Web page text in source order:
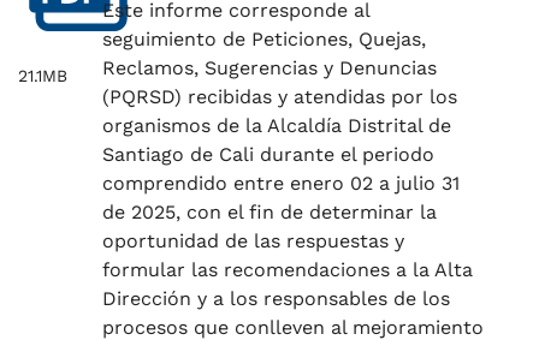
21.1MB
Este informe corresponde al
seguimiento de Peticiones, Quejas,
Reclamos, Sugerencias y Denuncias
(PQRSD) recibidas y atendidas por los
organismos de la Alcaldía Distrital de
Santiago de Cali durante el periodo
comprendido entre enero 02 a julio 31
de 2025, con el fin de determinar la
oportunidad de las respuestas y
formular las recomendaciones a la Alta
Dirección y a los responsables de los
procesos que conlleven al mejoramiento